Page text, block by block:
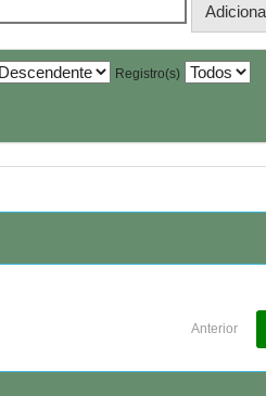
Registro(s)
Anterior